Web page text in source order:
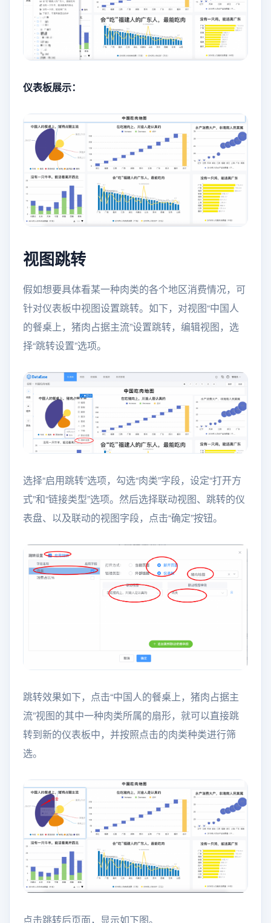
仪表板展示：
视图跳转
假如想要具体看某一种肉类的各个地区消费情况，可
针对仪表板中视图设置跳转。如下，对视图“中国人
的餐桌上，猪肉占据主流”设置跳转，编辑视图，选
择“跳转设置”选项。
选择“启用跳转”选项，勾选“肉类”字段，设定“打开方
式”和“链接类型”选项。然后选择联动视图、跳转的仪
表盘、以及联动的视图字段，点击“确定”按钮。
跳转效果如下，点击“中国人的餐桌上，猪肉占据主
流”视图的其中一种肉类所属的扇形，就可以直接跳
转到新的仪表板中，并按照点击的肉类种类进行筛
选。
点击跳转后页面，显示如下图。